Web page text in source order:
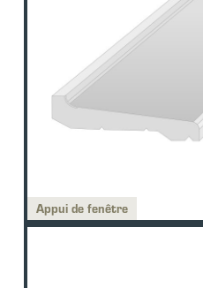
Appui de fenêtre